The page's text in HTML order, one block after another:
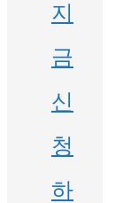
지
금
신
청
하